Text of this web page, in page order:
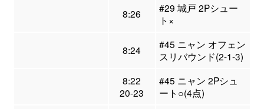
8:26
#29 城戸 2Pシュー
ト×
8:24
#45 ニャン オフェン
スリバウンド(2-1-3)
8:22
20-23
#45 ニャン 2Pシュ
ート○(4点)